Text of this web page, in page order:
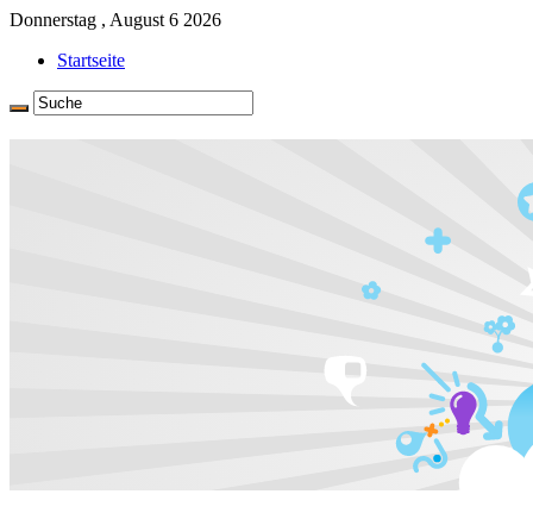
Donnerstag , August 6 2026
Startseite